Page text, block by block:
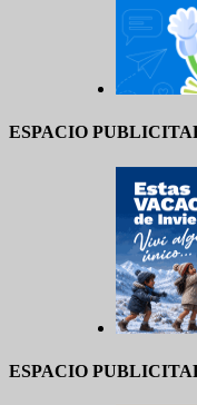
ESPACIO
ESPACIO